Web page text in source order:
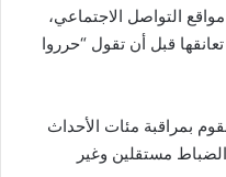
التواصل الاجتماعي،
قبل أن تقول “حرروا
بمراقبة مئات الأحداث
مستقلين وغير